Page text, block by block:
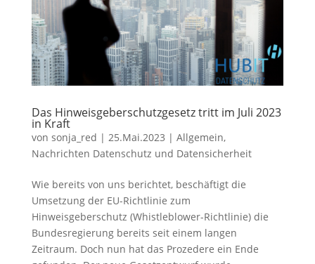
Das Hinweisgeberschutzgesetz tritt im Juli 2023
in Kraft
von sonja_red | 25.Mai.2023 | Allgemein,
Nachrichten Datenschutz und Datensicherheit
Wie bereits von uns berichtet, beschäftigt die
Umsetzung der EU-Richtlinie zum
Hinweisgeberschutz (Whistleblower-Richtlinie) die
Bundesregierung bereits seit einem langen
Zeitraum. Doch nun hat das Prozedere ein Ende